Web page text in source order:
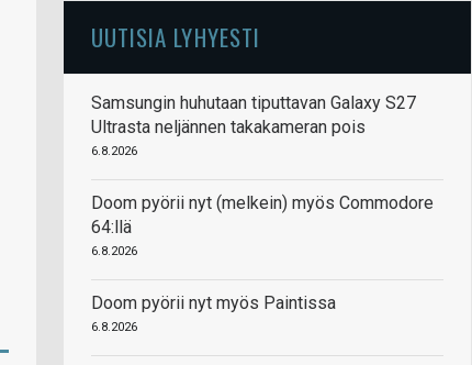
UUTISIA LYHYESTI
Samsungin huhutaan tiputtavan Galaxy S27
Ultrasta neljännen takakameran pois
6.8.2026
Doom pyörii nyt (melkein) myös Commodore
64:llä
6.8.2026
Doom pyörii nyt myös Paintissa
6.8.2026